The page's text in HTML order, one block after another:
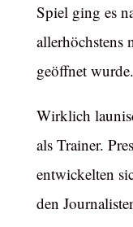
Spiel ging es
allerhöchstens
geöffnet wurde.
Wirklich
als Trainer.
entwickelten
den